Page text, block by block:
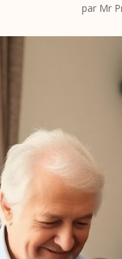
par Mr